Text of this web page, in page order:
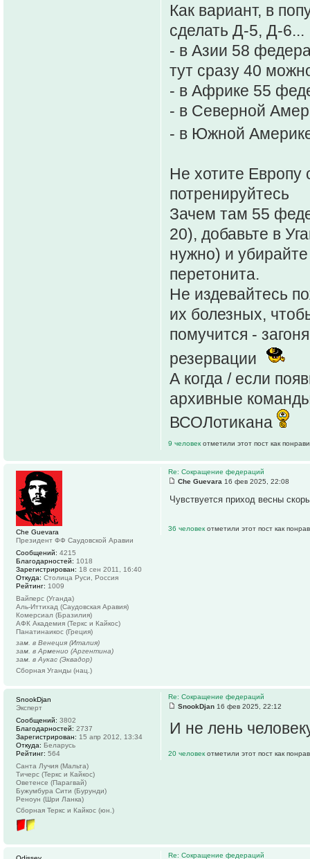
Как вариант, в
сделать Д-5, Д-6...
- в Азии 58
тут сразу 40
- в Африке 55
- в Северной
- в Южной
Не хотите Европу
потренируйтесь
Зачем там 55
20), добавьте в
нужно) и
перетонита.
Не издевайтесь
их болезных,
помучится -
резервации
А когда / если
архивные
ВСОЛотикана
9 человек отметили этот пост как
Re: Сокращение федераций
Che Guevara 16 фев 2025, 22:08
Чувствуется приход весны
36 человек отметили этот пост как
Che Guevara
Президент ФФ Саудовской Аравии
Сообщений: 4215
Благодарностей: 1018
Зарегистрирован: 18 сен 2011, 16:40
Откуда: Столица Руси, Россия
Рейтинг: 1009
Вайперс (Уганда)
Аль-Иттихад (Саудовская Аравия)
Комерсиал (Бразилия)
АФК Академия (Теркс и Кайкос)
Панатинаикос (Греция)
зам. в Венеция (Италия)
зам. в Арменио (Аргентина)
зам. в Аукас (Эквадор)
Сборная Уганды (нац.)
Re: Сокращение федераций
SnookDjan 16 фев 2025, 22:12
И не лень
20 человек отметили этот пост как
SnookDjan
Эксперт
Сообщений: 3802
Благодарностей: 2737
Зарегистрирован: 15 апр 2012, 13:34
Откуда: Беларусь
Рейтинг: 564
Санта Лучия (Мальта)
Тичерс (Теркс и Кайкос)
Оветенсе (Парагвай)
Бужумбура Сити (Бурунди)
Реноун (Шри Ланка)
Сборная Теркс и Кайкос (юн.)
Re: Сокращение федераций